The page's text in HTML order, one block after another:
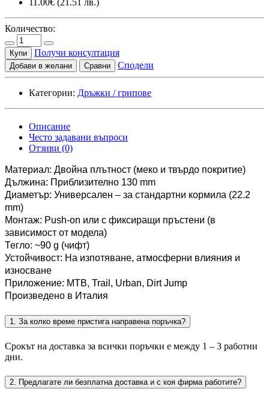
Количество:
Купи Получи консултация
Добави в желани Сравни Сподели
Категории: Дръжки / грипове
Описание
Често задавани въпроси
Отзиви (0)
Материал: Двойна плътност (меко и твърдо покритие)
Дължина: Приблизително 130 mm
Диаметър: Универсален – за стандартни кормила (22.2
mm)
Монтаж: Push-on или с фиксиращи пръстени (в
зависимост от модела)
Тегло: ~90 g (чифт)
Устойчивост: На изпотяване, атмосферни влияния и
износване
Приложение: MTB, Trail, Urban, Dirt Jump
Произведено в Италия
1. За колко време пристига направена поръчка?
Срокът на доставка за всички поръчки е между 1 – 3 работни
дни.
2. Предлагате ли безплатна доставка и с коя фирма работите?